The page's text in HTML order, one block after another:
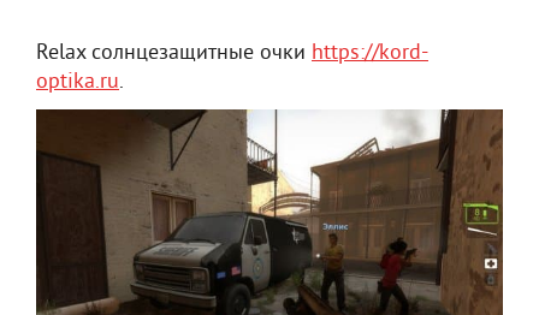
Relax солнцезащитные очки https://kord-
optika.ru.